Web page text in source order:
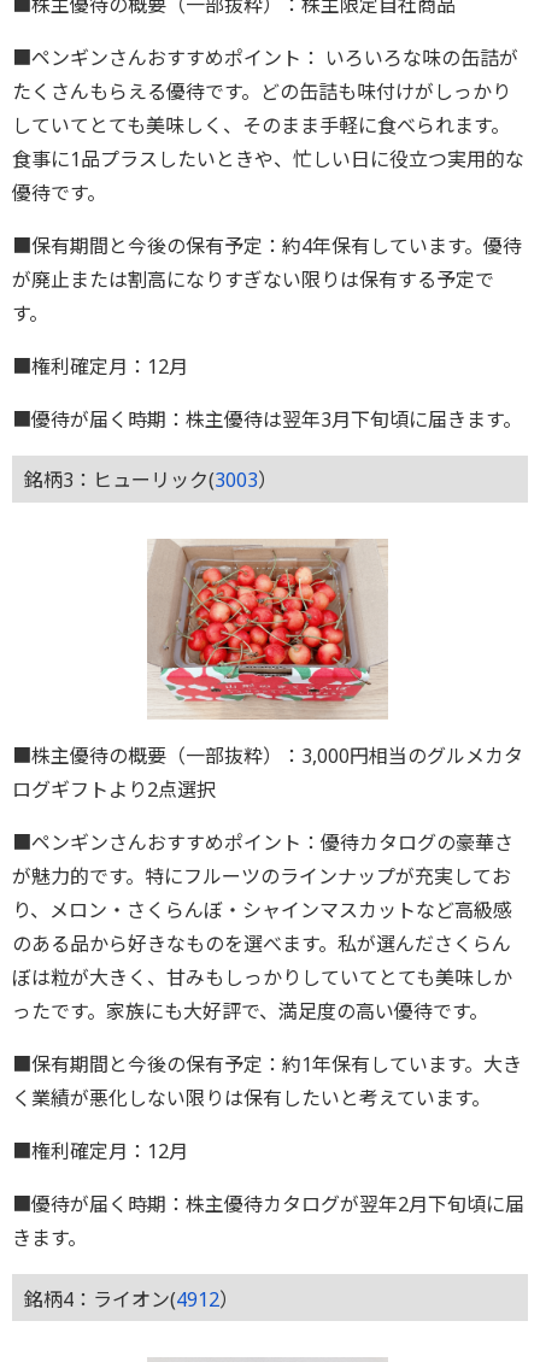
■ペンギンさんおすすめポイント： いろいろな味の缶詰が
たくさんもらえる優待です。どの缶詰も味付けがしっかり
していてとても美味しく、そのまま手軽に食べられます。
食事に1品プラスしたいときや、忙しい日に役立つ実用的な
優待です。
■保有期間と今後の保有予定：約4年保有しています。優待
が廃止または割高になりすぎない限りは保有する予定で
す。
■権利確定月：12月
■優待が届く時期：株主優待は翌年3月下旬頃に届きます。
銘柄3：ヒューリック(3003）
■株主優待の概要（一部抜粋）：3,000円相当のグルメカタ
ログギフトより2点選択
■ペンギンさんおすすめポイント：優待カタログの豪華さ
が魅力的です。特にフルーツのラインナップが充実してお
り、メロン・さくらんぼ・シャインマスカットなど高級感
のある品から好きなものを選べます。私が選んださくらん
ぼは粒が大きく、甘みもしっかりしていてとても美味しか
ったです。家族にも大好評で、満足度の高い優待です。
■保有期間と今後の保有予定：約1年保有しています。大き
く業績が悪化しない限りは保有したいと考えています。
■権利確定月：12月
■優待が届く時期：株主優待カタログが翌年2月下旬頃に届
きます。
銘柄4：ライオン(4912）